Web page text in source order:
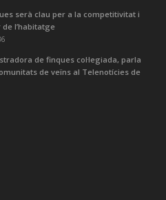
serà clau per a la competitivitat i
l’habitatge
de finques col·legiada, parla
de veïns al Telenotícies de